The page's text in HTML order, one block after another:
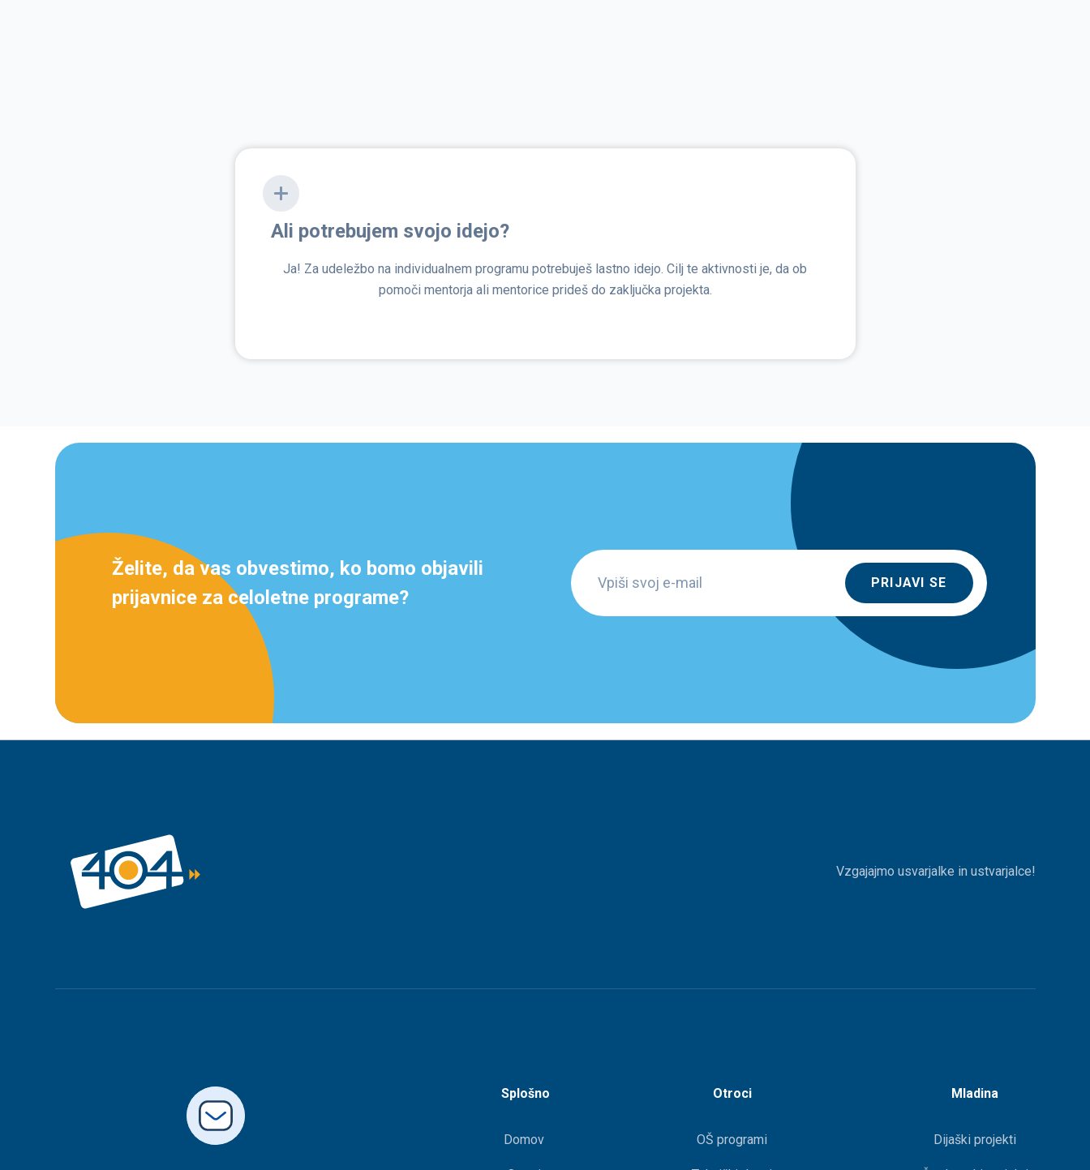
Ali potrebujem svojo idejo?
Ja! Za udeležbo na individualnem programu potrebuješ lastno idejo. Cilj te aktivnosti je, da ob
pomoči mentorja ali mentorice prideš do zaključka projekta.
Želite, da vas obvestimo, ko bomo objavili
prijavnice za celoletne programe?
Vzgajajmo usvarjalke in ustvarjalce!
Splošno
Domov
Otroci
OŠ programi
Mladina
Dijaški projekti